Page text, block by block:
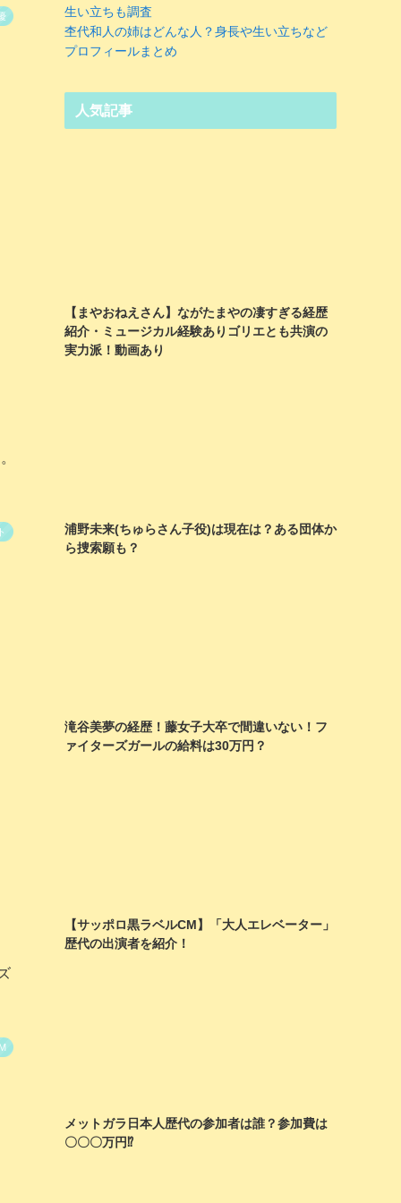
生い立ちも調査
杢代和人の姉はどんな人？身長や生い立ちなど
プロフィールまとめ
人気記事
【まやおねえさん】ながたまやの凄すぎる経歴
紹介・ミュージカル経験ありゴリエとも共演の
実力派！動画あり
浦野未来(ちゅらさん子役)は現在は？ある団体か
ら捜索願も？
滝谷美夢の経歴！藤女子大卒で間違いない！フ
ァイターズガールの給料は30万円？
【サッポロ黒ラベルCM】「大人エレベーター」
歴代の出演者を紹介！
メットガラ日本人歴代の参加者は誰？参加費は
〇〇〇万円⁉